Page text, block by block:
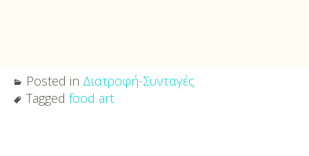
Posted in Διατροφή-Συνταγές
Tagged food art